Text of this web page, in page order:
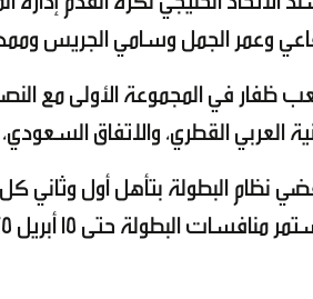
وعمر الجمل وسامي الجريس
ظفار في المجموعة الأولى مع
العربي القطري، والاتفاق
نظام البطولة بتأهل أول وثاني
منافسات البطولة حتى 15 أبريل 2025.